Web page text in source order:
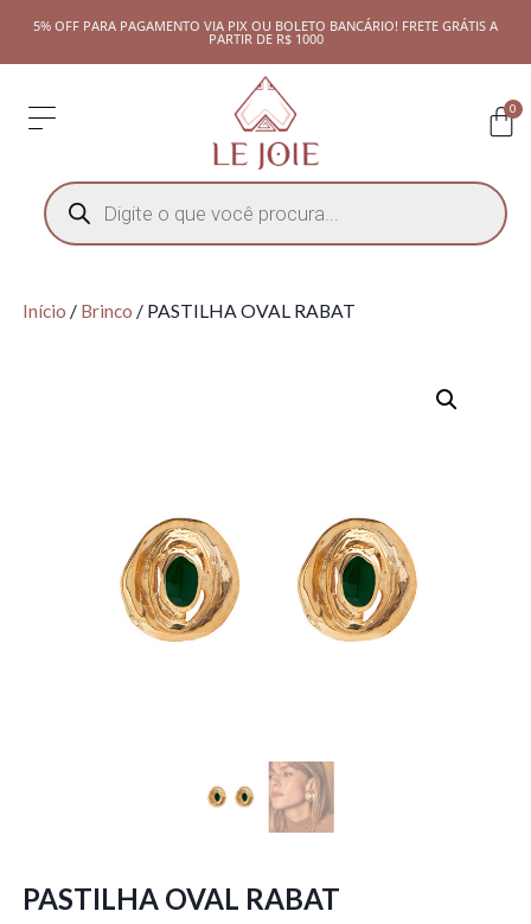
5% OFF PARA PAGAMENTO VIA PIX OU BOLETO BANCÁRIO! FRETE GRÁTIS A
PARTIR DE R$ 1000
0
Início / Brinco / PASTILHA OVAL RABAT
PASTILHA OVAL RABAT